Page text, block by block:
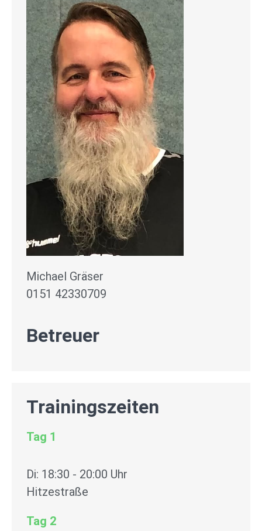
Michael Gräser
0151 42330709
Betreuer
Trainingszeiten
Tag 1
Di: 18:30 - 20:00 Uhr
Hitzestraße
Tag 2